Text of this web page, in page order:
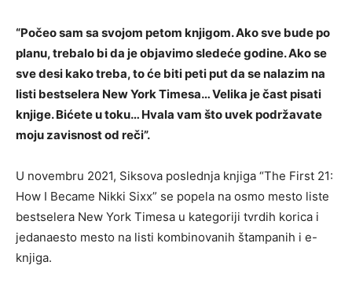
“Počeo sam sa svojom petom knjigom. Ako sve bude po
planu, trebalo bi da je objavimo sledeće godine. Ako se
sve desi kako treba, to će biti peti put da se nalazim na
listi bestselera New York Timesa… Velika je čast pisati
knjige. Bićete u toku… Hvala vam što uvek podržavate
moju zavisnost od reči”.
U novembru 2021, Siksova poslednja knjiga “The First 21:
How I Became Nikki Sixx” se popela na osmo mesto liste
bestselera New York Timesa u kategoriji tvrdih korica i
jedanaesto mesto na listi kombinovanih štampanih i e-
knjiga.